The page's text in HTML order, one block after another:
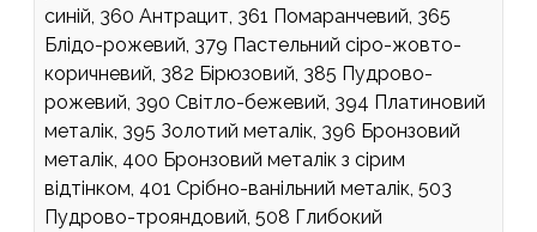
синій, 360 Антрацит, 361 Помаранчевий, 365
Блідо-рожевий, 379 Пастельний сіро-жовто-
коричневий, 382 Бірюзовий, 385 Пудрово-
рожевий, 390 Світло-бежевий, 394 Платиновий
металік, 395 Золотий металік, 396 Бронзовий
металік, 400 Бронзовий металік з сірим
відтінком, 401 Срібно-ванільний металік, 503
Пудрово-трояндовий, 508 Глибокий